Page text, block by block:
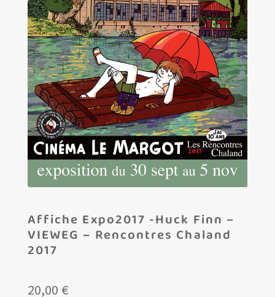
Les amis d’Yves Chaland
LUDIBD
Affiche Expo2017 -Huck Finn –
VIEWEG – Rencontres Chaland
2017
20,00 €